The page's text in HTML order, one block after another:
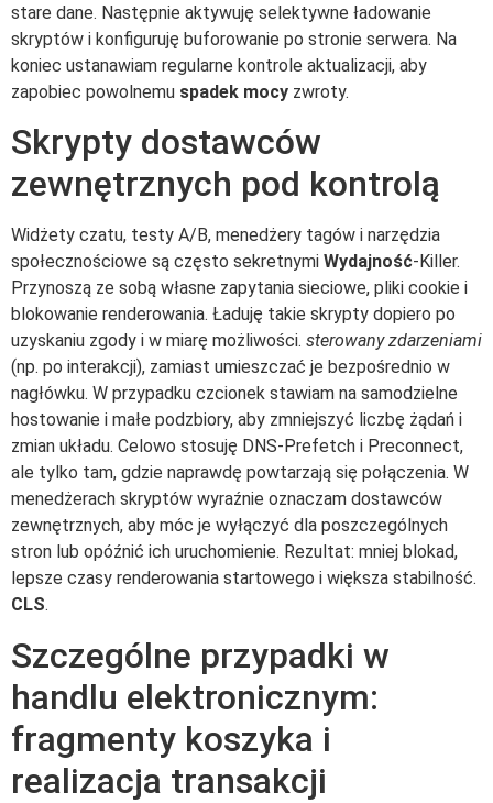
stare dane. Następnie aktywuję selektywne ładowanie
skryptów i konfiguruję buforowanie po stronie serwera. Na
koniec ustanawiam regularne kontrole aktualizacji, aby
zapobiec powolnemu spadek mocy zwroty.
Skrypty dostawców
zewnętrznych pod kontrolą
Widżety czatu, testy A/B, menedżery tagów i narzędzia
społecznościowe są często sekretnymi Wydajność-Killer.
Przynoszą ze sobą własne zapytania sieciowe, pliki cookie i
blokowanie renderowania. Ładuję takie skrypty dopiero po
uzyskaniu zgody i w miarę możliwości. sterowany zdarzeniami
(np. po interakcji), zamiast umieszczać je bezpośrednio w
nagłówku. W przypadku czcionek stawiam na samodzielne
hostowanie i małe podzbiory, aby zmniejszyć liczbę żądań i
zmian układu. Celowo stosuję DNS-Prefetch i Preconnect,
ale tylko tam, gdzie naprawdę powtarzają się połączenia. W
menedżerach skryptów wyraźnie oznaczam dostawców
zewnętrznych, aby móc je wyłączyć dla poszczególnych
stron lub opóźnić ich uruchomienie. Rezultat: mniej blokad,
lepsze czasy renderowania startowego i większa stabilność.
CLS.
Szczególne przypadki w
handlu elektronicznym:
fragmenty koszyka i
realizacja transakcji